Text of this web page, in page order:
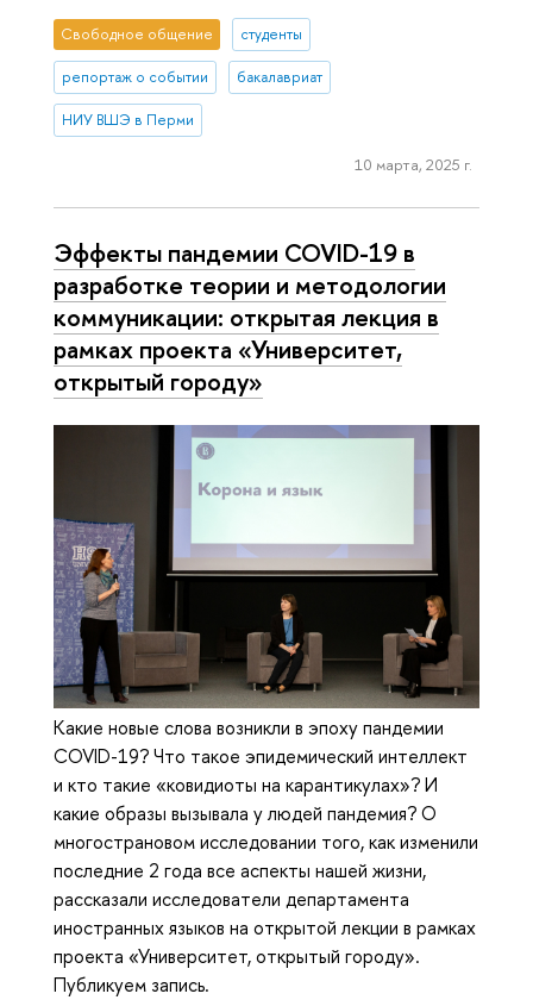
Свободное общение студенты
репортаж о событии бакалавриат
НИУ ВШЭ в Перми
10 марта, 2025 г.
Эффекты пандемии COVID-19 в
разработке теории и методологии
коммуникации: открытая лекция в
рамках проекта «Университет,
открытый городу»
Какие новые слова возникли в эпоху пандемии
COVID-19? Что такое эпидемический интеллект
и кто такие «ковидиоты на карантикулах»? И
какие образы вызывала у людей пандемия? О
многострановом исследовании того, как изменили
последние 2 года все аспекты нашей жизни,
рассказали исследователи департамента
иностранных языков на открытой лекции в рамках
проекта «Университет, открытый городу».
Публикуем запись.